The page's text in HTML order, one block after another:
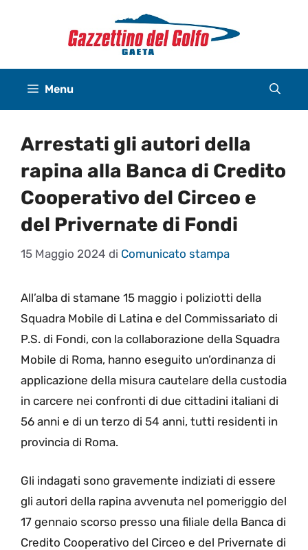
Menu
Arrestati gli autori della
rapina alla Banca di Credito
Cooperativo del Circeo e
del Privernate di Fondi
15 Maggio 2024 di Comunicato stampa
All’alba di stamane 15 maggio i poliziotti della
Squadra Mobile di Latina e del Commissariato di
P.S. di Fondi, con la collaborazione della Squadra
Mobile di Roma, hanno eseguito un’ordinanza di
applicazione della misura cautelare della custodia
in carcere nei confronti di due cittadini italiani di
56 anni e di un terzo di 54 anni, tutti residenti in
provincia di Roma.
Gli indagati sono gravemente indiziati di essere
gli autori della rapina avvenuta nel pomeriggio del
17 gennaio scorso presso una filiale della Banca di
Credito Cooperativo del Circeo e del Privernate di